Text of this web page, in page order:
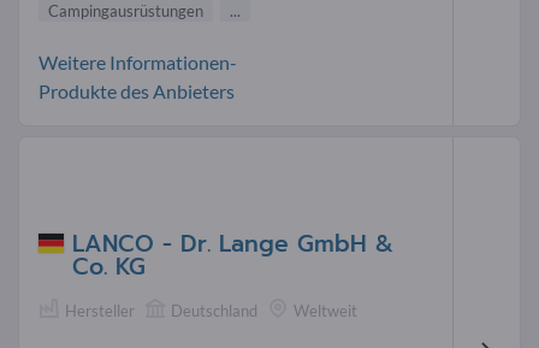
Campingausrüstungen
...
Weitere Informationen-
Produkte des Anbieters
LANCO - Dr. Lange GmbH &
Co. KG
Hersteller Deutschland Weltweit